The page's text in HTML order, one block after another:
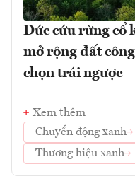
Đức cứu rừng cổ
mở rộng đất
chọn trái ngược
Xem thêm
Chuyển động xanh
Thương hiệu xanh